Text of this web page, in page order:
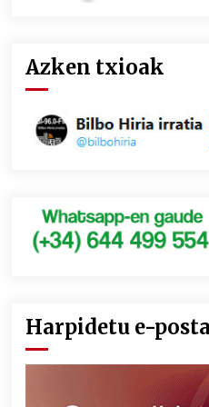
Azken txioak
Harpidetu e-